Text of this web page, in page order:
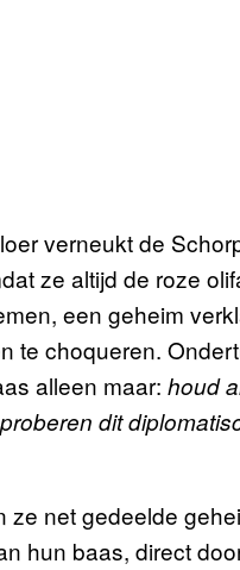
verneukt de
ze altijd de roze
een geheim
te choqueren.
alleen maar: houd
dit
ze net gedeelde
hun baas, direct